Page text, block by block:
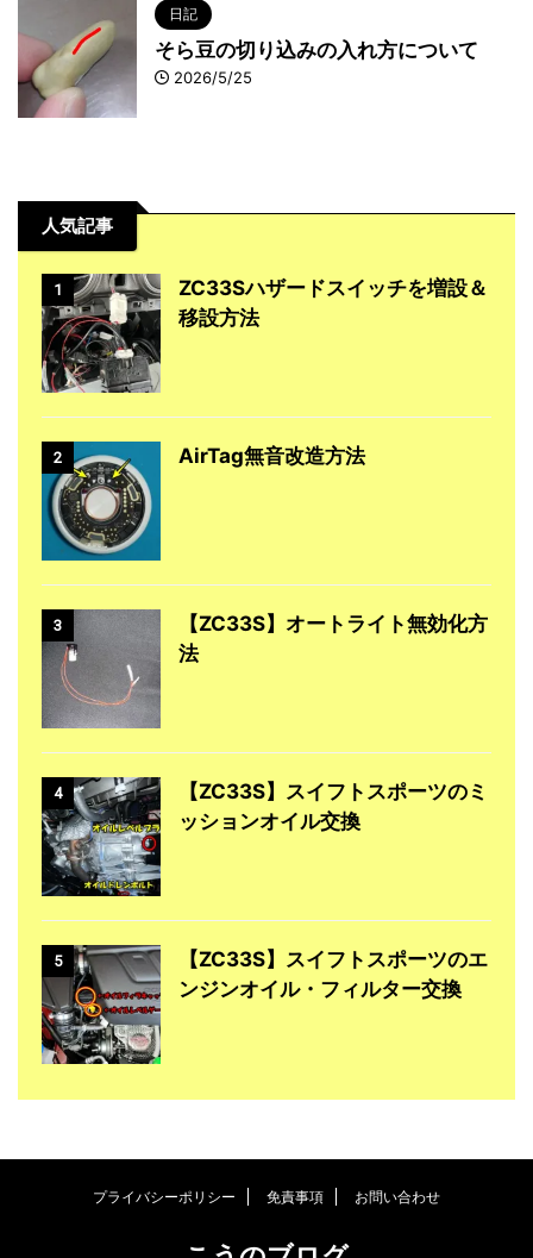
日記
そら豆の切り込みの入れ方について
2026/5/25
人気記事
1
ZC33Sハザードスイッチを増設＆
移設方法
2 AirTag無音改造方法
3
【ZC33S】オートライト無効化方
法
4
【ZC33S】スイフトスポーツのミ
ッションオイル交換
5
【ZC33S】スイフトスポーツのエ
ンジンオイル・フィルター交換
プライバシーポリシー 免責事項 お問い合わせ